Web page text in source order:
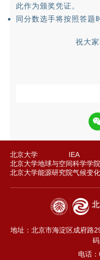
此作为颁奖凭证。
同分数选手将按照答题
祝大
北京大学 IEA
北京大学地球与空间科学学院
北京大学能源研究院气候变
地址：北京市海淀区成府路
电话